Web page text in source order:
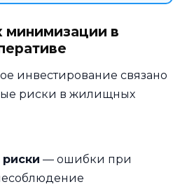
минимизации в
инвестирование связано
риски в жилищных
— ошибки при